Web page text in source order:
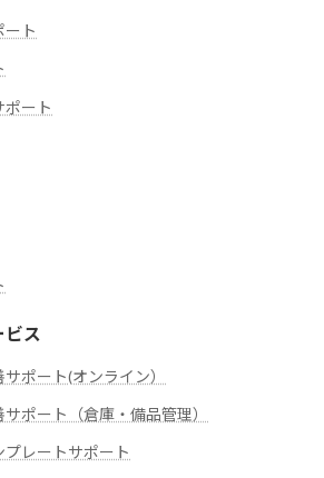
ート
ポート
ス
ポート(オンライン）
ポート（倉庫・備品管理）
レートサポート